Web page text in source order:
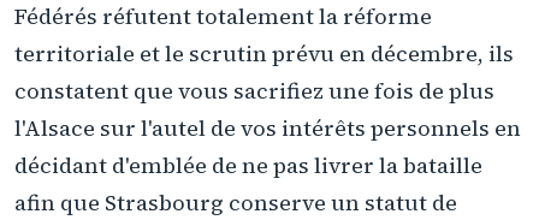
Fédérés réfutent totalement la réforme
territoriale et le scrutin prévu en décembre, ils
constatent que vous sacrifiez une fois de plus
l'Alsace sur l'autel de vos intérêts personnels en
décidant d'emblée de ne pas livrer la bataille
afin que Strasbourg conserve un statut de